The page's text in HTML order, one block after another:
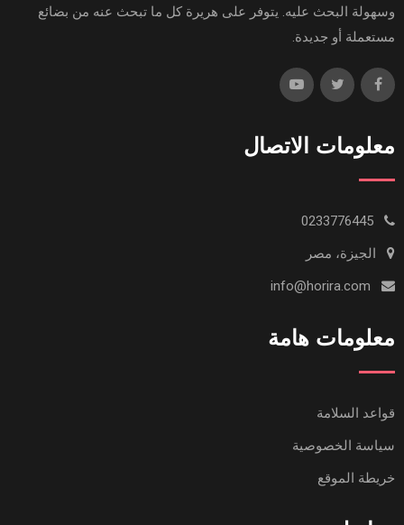
وسهولة البحث عليه. يتوفر على هريرة كل ما تبحث عنه من بضائع
مستعملة أو جديدة.
معلومات الاتصال
الجيزة، مصر
معلومات هامة
قواعد السلامة
سياسة الخصوصية
خريطة الموقع